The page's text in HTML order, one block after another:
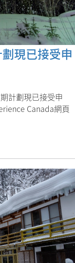
現已接受申
計劃現已接受申
Canada網頁